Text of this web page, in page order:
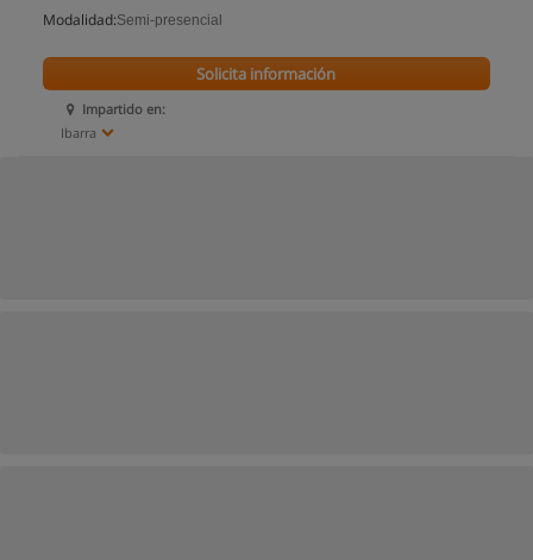
Modalidad:Semi-presencial
Impartido en:
Ibarra
Solicita información